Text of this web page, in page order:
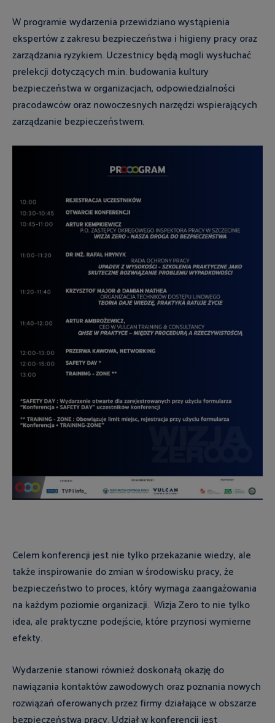
W programie wydarzenia przewidziano wystąpienia
ekspertów z zakresu bezpieczeństwa i higieny pracy oraz
zarządzania ryzykiem. Uczestnicy będą mogli wysłuchać
prelekcji dotyczących m.in. budowania kultury
bezpieczeństwa w organizacjach, odpowiedzialności
pracodawców oraz nowoczesnych narzędzi wspierających
zarządzanie bezpieczeństwem.
Celem konferencji jest nie tylko przekazanie wiedzy, ale
także inspirowanie do zmian w środowisku pracy, że
bezpieczeństwo to proces, który wymaga zaangażowania
na każdym poziomie organizacji. Wizja Zero to nie tylko
idea, ale praktyczne podejście, które przynosi wymierne
efekty.
Wydarzenie stanowi również doskonałą okazję do
nawiązania kontaktów zawodowych oraz poznania nowych
rozwiązań oferowanych przez firmy działające w obszarze